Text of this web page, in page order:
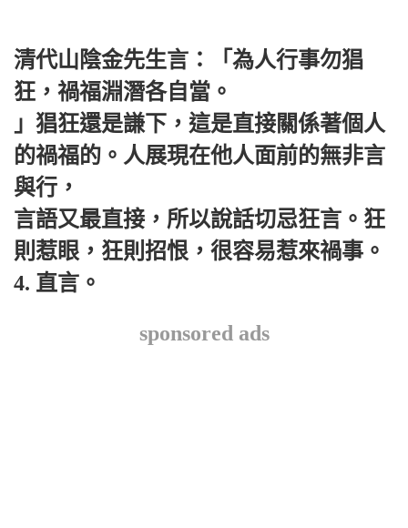
清代山陰金先生言：「為人行事勿猖
狂，禍福淵潛各自當。
」猖狂還是謙下，這是直接關係著個人
的禍福的。人展現在他人面前的無非言
與行，
言語又最直接，所以說話切忌狂言。狂
則惹眼，狂則招恨，很容易惹來禍事。
4. 直言。
sponsored ads